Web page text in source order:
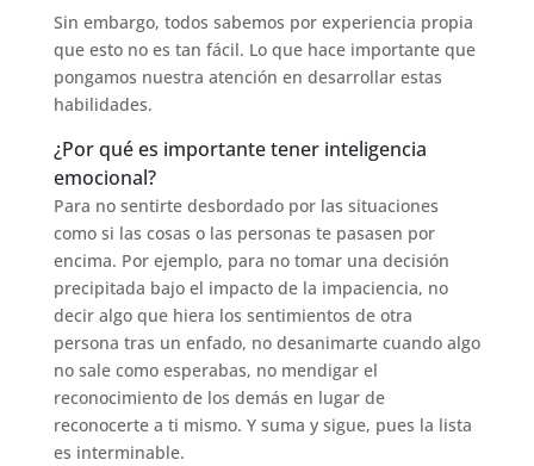
Sin embargo, todos sabemos por experiencia propia
que esto no es tan fácil. Lo que hace importante que
pongamos nuestra atención en desarrollar estas
habilidades.
¿Por qué es importante tener inteligencia
emocional?
Para no sentirte desbordado por las situaciones
como si las cosas o las personas te pasasen por
encima. Por ejemplo, para no tomar una decisión
precipitada bajo el impacto de la impaciencia, no
decir algo que hiera los sentimientos de otra
persona tras un enfado, no desanimarte cuando algo
no sale como esperabas, no mendigar el
reconocimiento de los demás en lugar de
reconocerte a ti mismo. Y suma y sigue, pues la lista
es interminable.